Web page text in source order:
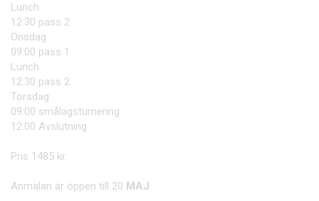
Lunch
12:30 pass 2
Onsdag
09:00 pass 1
Lunch
12:30 pass 2
Torsdag
09:00 smålagsturnering
12:00 Avslutning
Pris 1485 kr
Anmälan är öppen till 20 MAJ